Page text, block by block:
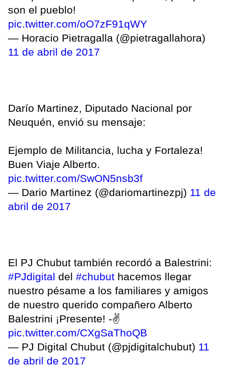
son el pueblo!
pic.twitter.com/oO7zF91qWY
— Horacio Pietragalla (@pietragallahora)
11 de abril de 2017
Darío Martinez, Diputado Nacional por
Neuquén, envió su mensaje:
Ejemplo de Militancia, lucha y Fortaleza!
Buen Viaje Alberto.
pic.twitter.com/SwON5nsb3f
— Dario Martinez (@dariomartinezpj) 11 de
abril de 2017
El PJ Chubut también recordó a Balestrini:
#PJdigital del #chubut hacemos llegar
nuestro pésame a los familiares y amigos
de nuestro querido compañero Alberto
Balestrini ¡Presente! -✌
pic.twitter.com/CXgSaThoQB
— PJ Digital Chubut (@pjdigitalchubut) 11
de abril de 2017